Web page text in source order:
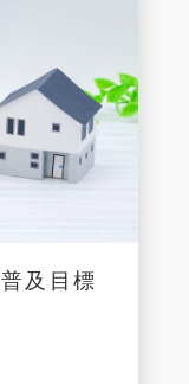
及目標